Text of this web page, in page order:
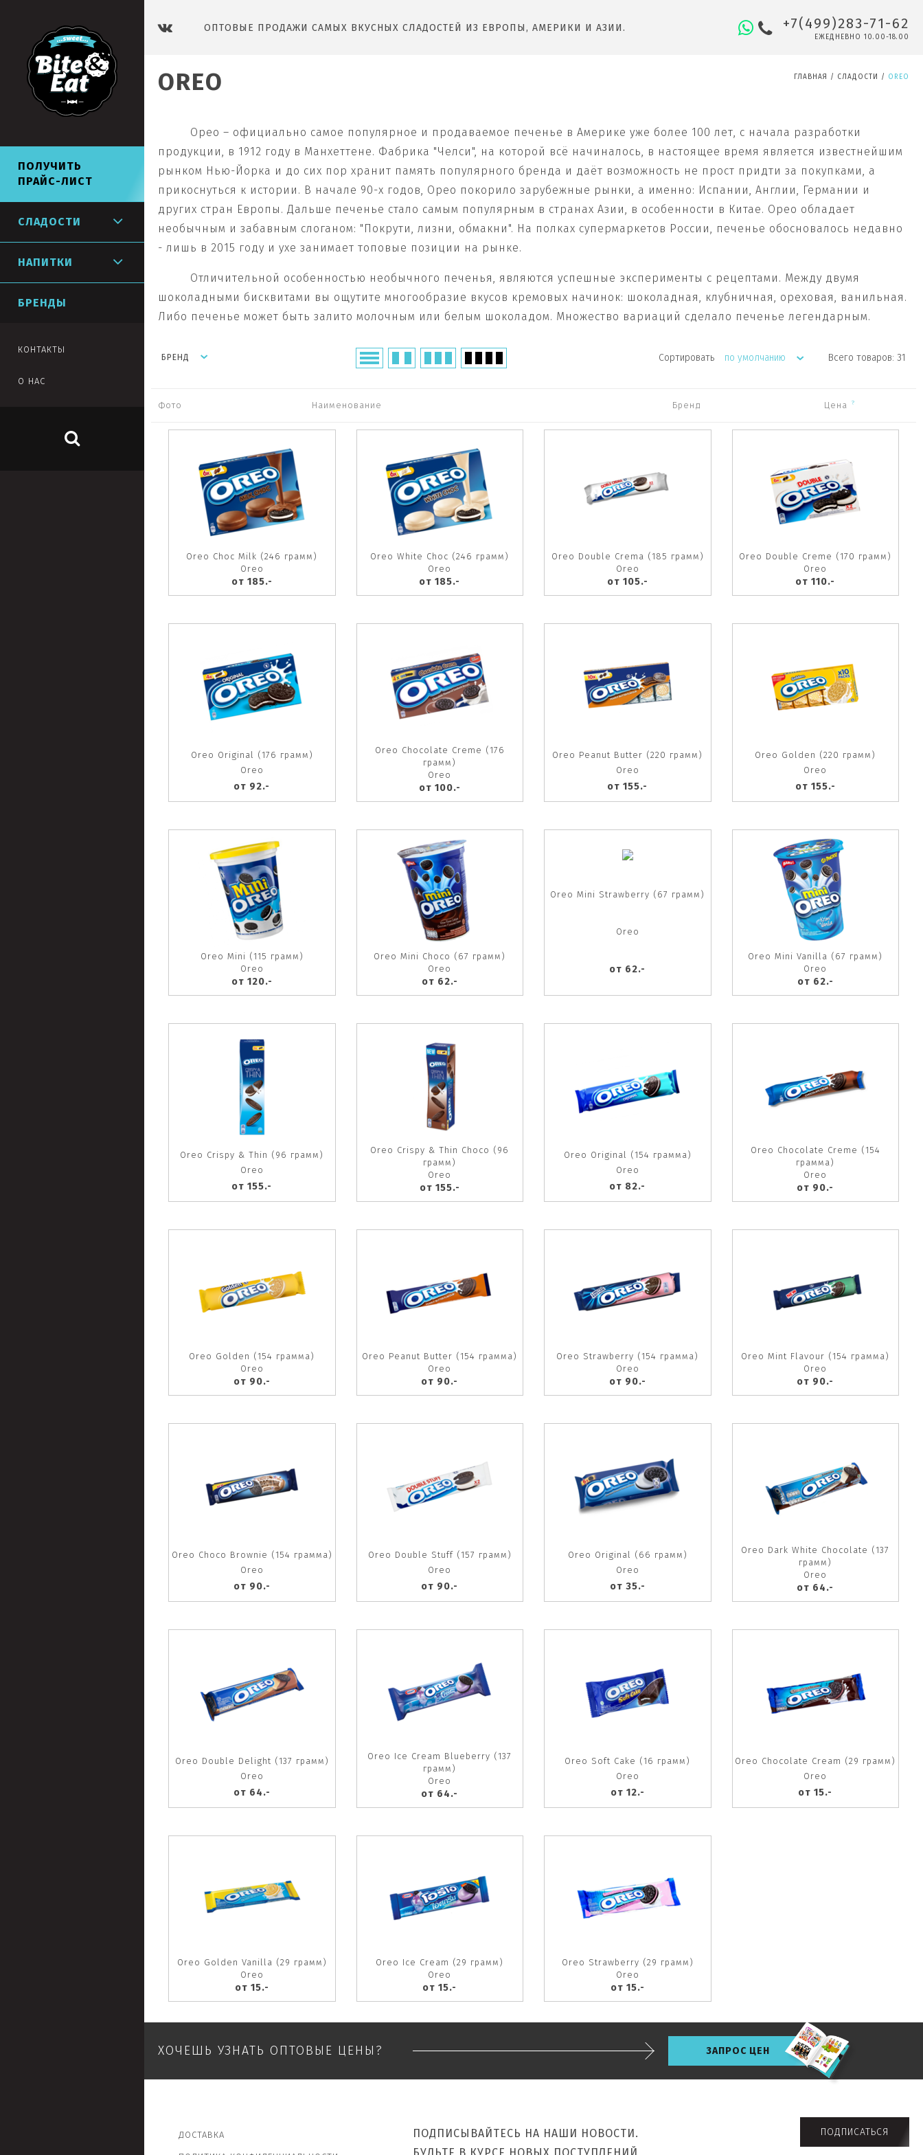
ОПТОВЫЕ ПРОДАЖИ САМЫХ ВКУСНЫХ СЛАДОСТЕЙ ИЗ ЕВРОПЫ, АМЕРИКИ И АЗИИ. +7(499)283-71-62
ЕЖЕДНЕВНО 10.00-18.00
ГЛАВНАЯ / СЛАДОСТИ / OREO
OREO
Орео – официально самое популярное и продаваемое печенье в Америке уже более 100 лет, с начала разработки
продукции, в 1912 году в Манхеттене. Фабрика "Челси", на которой всё начиналось, в настоящее время является известнейшим
рынком Нью-Йорка и до сих пор хранит память популярного бренда и даёт возможность не прост придти за покупками, а
прикоснуться к истории. В начале 90-х годов, Орео покорило зарубежные рынки, а именно: Испании, Англии, Германии и
других стран Европы. Дальше печенье стало самым популярным в странах Азии, в особенности в Китае. Орео обладает
необычным и забавным слоганом: "Покрути, лизни, обмакни". На полках супермаркетов России, печенье обосновалось недавно
- лишь в 2015 году и ухе занимает топовые позиции на рынке.
Отличительной особенностью необычного печенья, являются успешные эксперименты с рецептами. Между двумя
шоколадными бисквитами вы ощутите многообразие вкусов кремовых начинок: шоколадная, клубничная, ореховая, ванильная.
Либо печенье может быть залито молочным или белым шоколадом. Множество вариаций сделало печенье легендарным.
БРЕНД Сортировать по умолчанию Всего товаров: 31
Фото Наименование Бренд Цена ?
Oreo Choc Milk (246 грамм)
Oreo
от 185.-
Oreo White Choc (246 грамм)
Oreo
от 185.-
Oreo Double Crema (185 грамм)
Oreo
от 105.-
Oreo Double Creme (170 грамм)
Oreo
от 110.-
Oreo Original (176 грамм)
Oreo
от 92.-
Oreo Chocolate Creme (176
грамм)
Oreo
от 100.-
Oreo Peanut Butter (220 грамм)
Oreo
от 155.-
Oreo Golden (220 грамм)
Oreo
от 155.-
Oreo Mini (115 грамм)
Oreo
от 120.-
Oreo Mini Choco (67 грамм)
Oreo
от 62.-
Oreo Mini Strawberry (67 грамм)
Oreo
от 62.-
Oreo Mini Vanilla (67 грамм)
Oreo
от 62.-
Oreo Crispy & Thin (96 грамм)
Oreo
от 155.-
Oreo Crispy & Thin Choco (96
грамм)
Oreo
от 155.-
Oreo Original (154 грамма)
Oreo
от 82.-
Oreo Chocolate Creme (154
грамма)
Oreo
от 90.-
Oreo Golden (154 грамма)
Oreo
от 90.-
Oreo Peanut Butter (154 грамма)
Oreo
от 90.-
Oreo Strawberry (154 грамма)
Oreo
от 90.-
Oreo Mint Flavour (154 грамма)
Oreo
от 90.-
Oreo Choco Brownie (154 грамма)
Oreo
от 90.-
Oreo Double Stuff (157 грамм)
Oreo
от 90.-
Oreo Original (66 грамм)
Oreo
от 35.-
Oreo Dark White Chocolate (137
грамм)
Oreo
от 64.-
Oreo Double Delight (137 грамм)
Oreo
от 64.-
Oreo Ice Cream Blueberry (137
грамм)
Oreo
от 64.-
Oreo Soft Cake (16 грамм)
Oreo
от 12.-
Oreo Chocolate Cream (29 грамм)
Oreo
от 15.-
Oreo Golden Vanilla (29 грамм)
Oreo
от 15.-
Oreo Ice Cream (29 грамм)
Oreo
от 15.-
Oreo Strawberry (29 грамм)
Oreo
от 15.-
ХОЧЕШЬ УЗНАТЬ ОПТОВЫЕ ЦЕНЫ? ЗАПРОС ЦЕН
ДОСТАВКА
ПОДПИСЫВАЙТЕСЬ НА НАШИ НОВОСТИ.
ПОДПИСАТЬСЯ
ПОЛУЧИТЬ
ПРАЙС-ЛИСТ
СЛАДОСТИ
СЛАДОСТИ
НАПИТКИ
НАПИТКИ
БРЕНДЫ
КОНТАКТЫ
О НАС